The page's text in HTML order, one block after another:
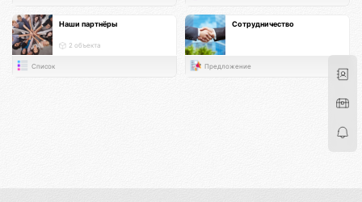
Наши партнёры
2 объекта
Список
Сотрудничество
Предложение